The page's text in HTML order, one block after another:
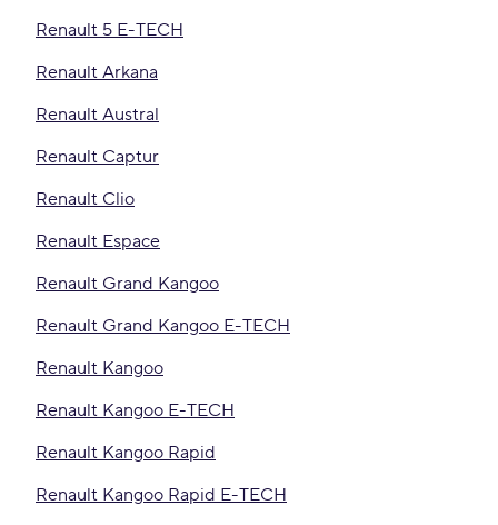
Renault 5 E-TECH
Renault Arkana
Renault Austral
Renault Captur
Renault Clio
Renault Espace
Renault Grand Kangoo
Renault Grand Kangoo E-TECH
Renault Kangoo
Renault Kangoo E-TECH
Renault Kangoo Rapid
Renault Kangoo Rapid E-TECH